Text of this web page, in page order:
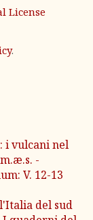
License
.
i vulcani nel
-
V. 12-13
del sud